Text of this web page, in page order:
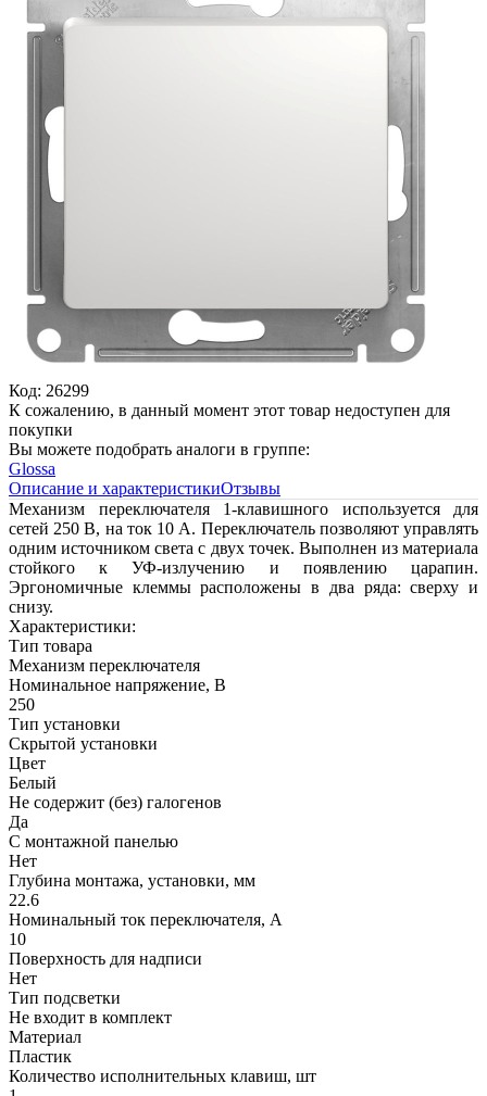
Код: 26299
К сожалению, в данный момент этот товар недоступен для
покупки
Вы можете подобрать аналоги в группе:
Glossa
Описание и характеристикиОтзывы
Механизм переключателя 1-клавишного используется для
сетей 250 В, на ток 10 А. Переключатель позволяют управлять
одним источником света с двух точек. Выполнен из материала
стойкого к УФ-излучению и появлению царапин.
Эргономичные клеммы расположены в два ряда: сверху и
снизу.
Характеристики:
Тип товара
Механизм переключателя
Номинальное напряжение, В
250
Тип установки
Скрытой установки
Цвет
Белый
Не содержит (без) галогенов
Да
С монтажной панелью
Нет
Глубина монтажа, установки, мм
22.6
Номинальный ток переключателя, А
10
Поверхность для надписи
Нет
Тип подсветки
Не входит в комплект
Материал
Пластик
Количество исполнительных клавиш, шт